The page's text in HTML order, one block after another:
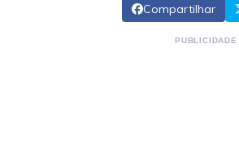
Compartilhar
PUBLICIDADE